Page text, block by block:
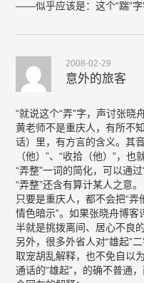
——似乎应该是：这个“踹”字
2008-02-29
意外的旅客
“就说这个“弄”字，声讨张晓
黄老师不是重庆人，有所不
话）里，有方言的含义。其
（他）”、“收拾（他）”，
“弄整”一词的简化，可以通过
“弄整”还含有算计某人之意。
只要是重庆人，都不会把“弄
情色暗示”。如果张晓舟博
半就是挑拨离间、居心不良
另外，很多外省人对“雄起”
取宠胡乱解释，也不免自以
通话的“雄起”，的确不普通